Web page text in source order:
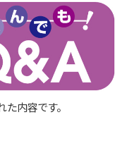
内容です。